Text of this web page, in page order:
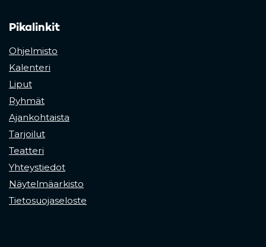
Pikalinkit
Ohjelmisto
Kalenteri
Liput
Ryhmät
Ajankohtaista
Tarjoilut
Teatteri
Yhteystiedot
Näytelmäarkisto
Tietosuojaseloste